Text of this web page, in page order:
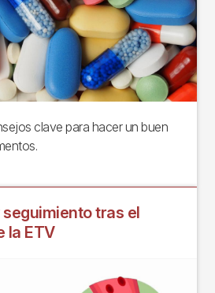
clave para hacer un buen
tras el
la ETV